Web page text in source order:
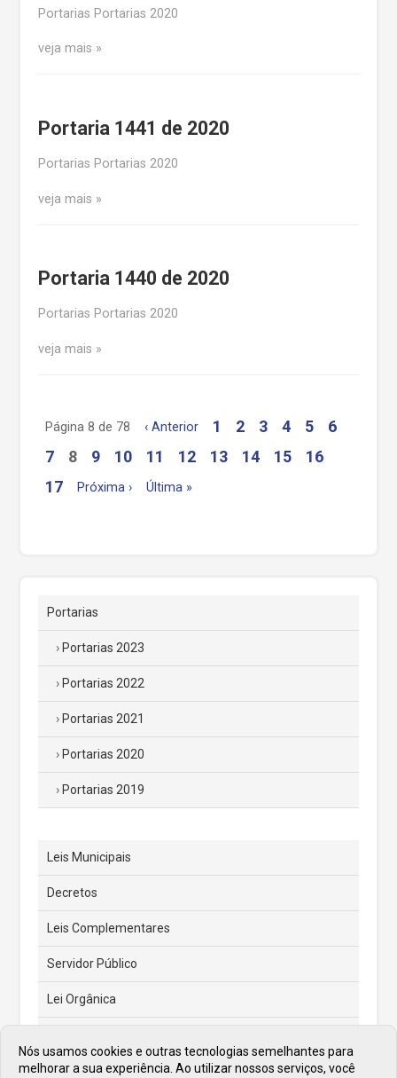
Portarias Portarias 2020
veja mais
Portaria 1441 de 2020
Portarias Portarias 2020
veja mais
Portaria 1440 de 2020
Portarias Portarias 2020
veja mais
Página 8 de 78 ‹ Anterior 1 2 3 4 5
6
7
8 9 10 11 12 13 14 15
16
17
Próxima › Última »
Portarias
Portarias 2023
Portarias 2022
Portarias 2021
Portarias 2020
Portarias 2019
Leis Municipais
Decretos
Leis Complementares
Servidor Público
Lei Orgânica
Feriados e Pontos Facultativos
Nós usamos cookies e outras tecnologias semelhantes para
melhorar a sua experiência. Ao utilizar nossos serviços, você